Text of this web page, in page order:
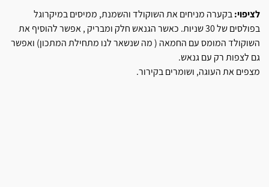
לציפוי: בקערה מניחים את השוקולד והשמנת, ממיסים במיקרוגל
בפולסים של 30 שניות. כאשר הגנאש חלק ומבריק , אפשר להוסיף את
השוקולד המומס עם החמאה ( מה שנשאר לנו מתחילת המתכון) ואפשר
גם לצפות רק עם גנאש.
מצפים את העוגה, ושומרים בקירור.